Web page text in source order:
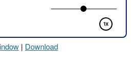
| Download